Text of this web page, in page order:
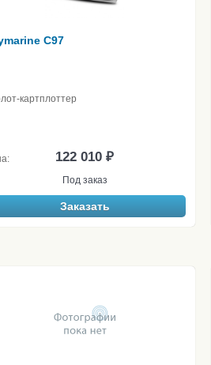
C97
картплоттер
122 010 ₽
Под заказ
Заказать